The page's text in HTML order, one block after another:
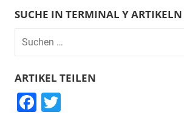
SUCHE IN TERMINAL Y ARTIKELN
Suchen
nach:
ARTIKEL TEILEN
F